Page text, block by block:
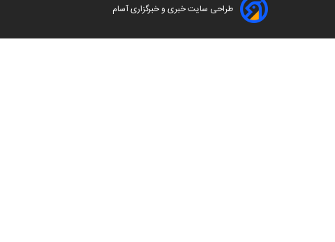
طراحی سایت خبری و خبرگزاری آسام